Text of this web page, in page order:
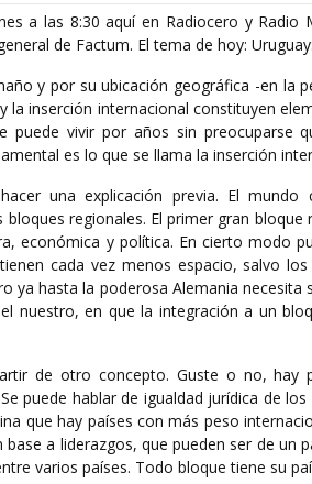
a las 8:30 aquí en Radiocero y
de Factum. El tema de hoy:
y por su ubicación geográfica -en la
la inserción internacional constituyen
puede vivir por años sin
es lo que se llama la inserción
una explicación previa. El
regionales. El primer gran
económica y política. En cierto modo
cada vez menos espacio, salvo
ya hasta la poderosa Alemania
nuestro, en que la integración a un
de otro concepto. Guste o no,
puede hablar de igualdad jurídica de
que hay países con más peso
a liderazgos, que pueden ser de un
varios países. Todo bloque tiene su